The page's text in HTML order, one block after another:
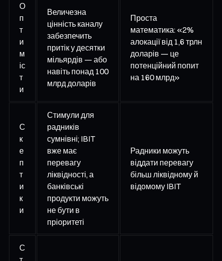
О
п
т
и
м
іс
т
и
Величезна
цінність каналу
забезпечить
притік у десятки
мільярдів — або
навіть понад 100
млрд доларів
Проста
математика: «2%
алокації від 1,6 трлн
доларів — це
потенційний попит
на 160 млрд»
С
к
е
п
т
и
к
и
Стимули для
радників
сумнівні; IBIT
вже має
перевагу
ліквідності, а
банківські
продукти можуть
не бути в
пріоритеті
Радники можуть
віддати перевагу
більш ліквідному й
відомому IBIT
С